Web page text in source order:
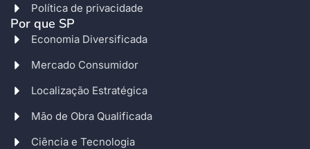
Política de privacidade
Por que SP
Economia Diversificada
Mercado Consumidor
Localização Estratégica
Mão de Obra Qualificada
Ciência e Tecnologia